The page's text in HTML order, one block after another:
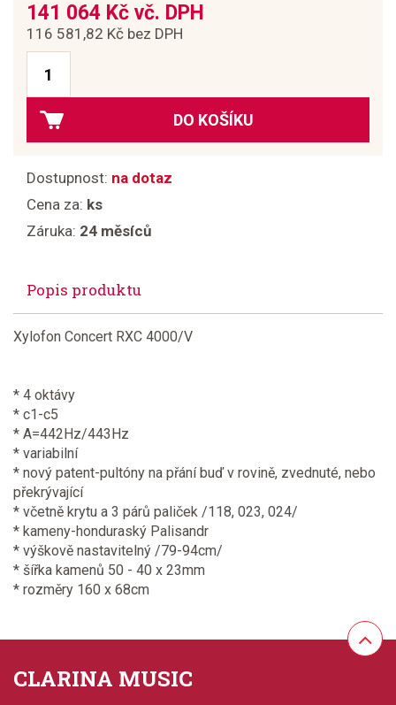
141 064 Kč vč. DPH
116 581,82 Kč bez DPH
DO KOŠÍKU
Dostupnost: na dotaz
Cena za: ks
Záruka: 24 měsíců
Popis produktu
Xylofon Concert RXC 4000/V
* 4 oktávy
* c1-c5
* A=442Hz/443Hz
* variabilní
* nový patent-pultóny na přání buď v rovině, zvednuté, nebo
překrývající
* včetně krytu a 3 párů paliček /118, 023, 024/
* kameny-honduraský Palisandr
* výškově nastavitelný /79-94cm/
* šířka kamenů 50 - 40 x 23mm
* rozměry 160 x 68cm
CLARINA MUSIC